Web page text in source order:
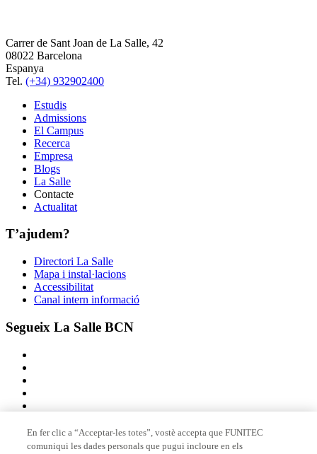
Carrer de Sant Joan de La Salle, 42
08022 Barcelona
Espanya
Tel. (+34) 932902400
Estudis
Admissions
El Campus
Recerca
Empresa
Blogs
La Salle
Contacte
Actualitat
T’ajudem?
Directori La Salle
Mapa i instal·lacions
Accessibilitat
Canal intern informació
Segueix La Salle BCN
En fer clic a “Acceptar-les totes”, vostè accepta que FUNITEC
comuniqui les dades personals que pugui incloure en els